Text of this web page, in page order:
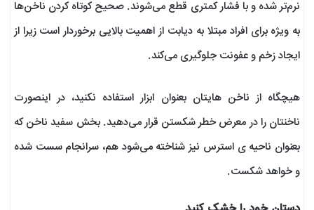
نرم‌تر شده و با فشار کمتری قطع می‌شوند. صحیح کوتاه کردن ناخن‌ها
به ویژه برای افراد مبتلا به دیابت از اهمیت بالایی برخوردار است زیرا از
ایجاد زخم و عفونت‌ جلوگیری می‌کند.
هیچگاه از ناخن هایتان بعنوان ابزار استفاده نکنید، در اینصورت
ناخنتان را در معرض خطر شکستن قرار می‌دهید. بخش سفید ناخن که
بعنوان ناحیه ی استرس نیز شناخته می‌شود هم، سرانجام سست شده
و خواهد شکست.